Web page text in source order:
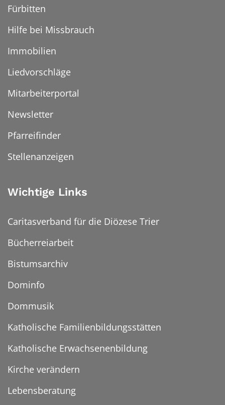
Fürbitten
Hilfe bei Missbrauch
Immobilien
Liedvorschläge
Mitarbeiterportal
Newsletter
Pfarreifinder
Stellenanzeigen
Wichtige Links
Caritasverband für die Diözese Trier
Bücherreiarbeit
Bistumsarchiv
Dominfo
Dommusik
Katholische Familienbildungsstätten
Katholische Erwachsenenbildung
Kirche verändern
Lebensberatung